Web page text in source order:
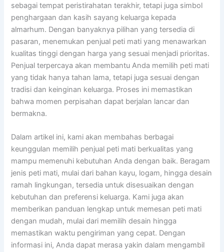
sebagai tempat peristirahatan terakhir, tetapi juga simbol
penghargaan dan kasih sayang keluarga kepada
almarhum. Dengan banyaknya pilihan yang tersedia di
pasaran, menemukan penjual peti mati yang menawarkan
kualitas tinggi dengan harga yang sesuai menjadi prioritas.
Penjual terpercaya akan membantu Anda memilih peti mati
yang tidak hanya tahan lama, tetapi juga sesuai dengan
tradisi dan keinginan keluarga. Proses ini memastikan
bahwa momen perpisahan dapat berjalan lancar dan
bermakna.
Dalam artikel ini, kami akan membahas berbagai
keunggulan memilih penjual peti mati berkualitas yang
mampu memenuhi kebutuhan Anda dengan baik. Beragam
jenis peti mati, mulai dari bahan kayu, logam, hingga desain
ramah lingkungan, tersedia untuk disesuaikan dengan
kebutuhan dan preferensi keluarga. Kami juga akan
memberikan panduan lengkap untuk memesan peti mati
dengan mudah, mulai dari memilih desain hingga
memastikan waktu pengiriman yang cepat. Dengan
informasi ini, Anda dapat merasa yakin dalam mengambil